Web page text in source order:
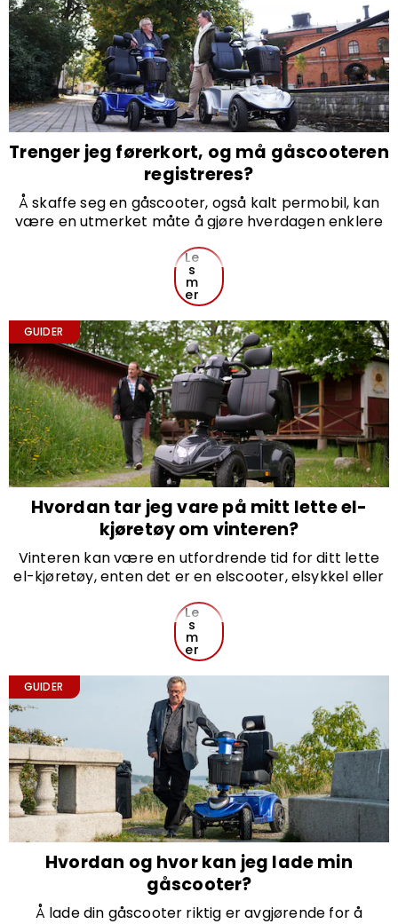
Trenger jeg førerkort, og må gåscooteren
registreres?
Å skaffe seg en gåscooter, også kalt permobil, kan
være en utmerket måte å gjøre hverdagen enklere
på om det kreves førerkort, eller om scooteren må
registreres. Her forklarer vi hva som gjelder på en
tydelig og enkel måte.
Le
s
m
er
GUIDER
Hvordan tar jeg vare på mitt lette el-
kjøretøy om vinteren?
Vinteren kan være en utfordrende tid for ditt lette
el-kjøretøy, enten det er en elscooter, elsykkel eller
kjøretøyet fungerer optimalt og får lengre levetid, er
det viktig å ta godt vare på det i vintermånedene.
Her er de beste tipsene for vedlikehold og pleie!
Le
s
m
er
GUIDER
Hvordan og hvor kan jeg lade min
gåscooter?
Å lade din gåscooter riktig er avgjørende for å